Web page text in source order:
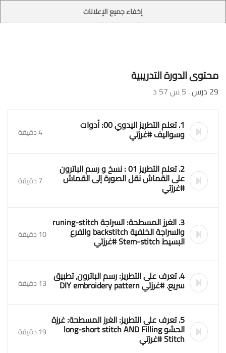
إخفاء جميع الإعلانات
محتوى الدورة التدريبية
29 درس . 5 س 57 د
1. تعلم التطريز اليدوي 00: أدوات
وسواليف #غرزتي 4 دقيقة
2. تعلم التطريز 01 : نسخ و رسم الباترون
على القماش نقل الصورة إلى القماش
#غرزتي 7 دقيقة
3. الغرز المسطحة: السراجة runing-stitch
والسراجة الخلفية backstitch والفرع
البسيط Stem-stitch #غرزتي 10 دقيقة
4. تعرف على التطريز: رسم الباترون٬ تطبيق
سريع. #غرزتي DIY embroidery pattern 13 دقيقة
5. تعرف على التطريز: الغرز المسطحة: غرزة
الحشو long-short stitch AND Filling
Stitch #غرزتي 19 دقيقة